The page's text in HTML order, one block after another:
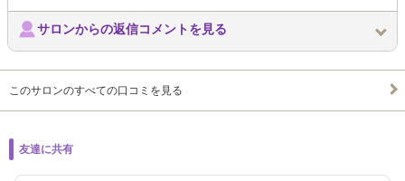
サロンからの返信コメントを見る
このサロンのすべての口コミを見る
友達に共有